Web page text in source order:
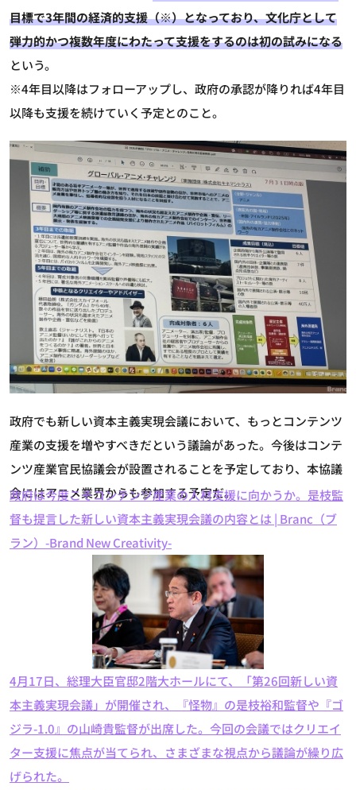
目標で3年間の経済的支援（※）となっており、文化庁として
弾力的かつ複数年度にわたって支援をするのは初の試みになる
という。
※4年目以降はフォローアップし、政府の承認が降りれば4年目
以降も支援を続けていく予定とのこと。
政府でも新しい資本主義実現会議において、もっとコンテンツ
産業の支援を増やすべきだという議論があった。今後はコンテ
ンツ産業官民協議会が設置されることを予定しており、本協議
会にはアニメ業界からも参加する予定だ。
政府は今度こそコンテンツ産業の人材支援に向かうか。是枝監
督も提言した新しい資本主義実現会議の内容とは | Branc（ブ
ラン）-Brand New Creativity-
4月17日、総理大臣官邸2階大ホールにて、「第26回新しい資
本主義実現会議」が開催され、『怪物』の是枝裕和監督や『ゴ
ジラ-1.0』の山崎貴監督が出席した。今回の会議ではクリエイ
ター支援に焦点が当てられ、さまざまな視点から議論が繰り広
げられた。